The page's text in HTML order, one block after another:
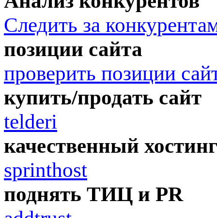
Следить за
позиции сайта
проверить позиции
купить/продать сайт
telderi
качественный
sprinthost
поднять ТИЦ и PR